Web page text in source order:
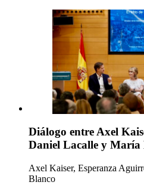
Diálogo entre Axel
Daniel Lacalle y María
Axel Kaiser, Esperanza
Blanco